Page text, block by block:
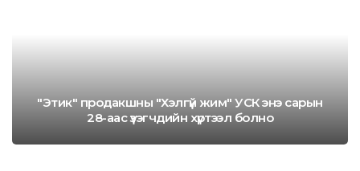
"Этик" продакшны "Хэлгүй жим" УСК энэ сарын
28-аас үзэгчдийн хүртээл болно